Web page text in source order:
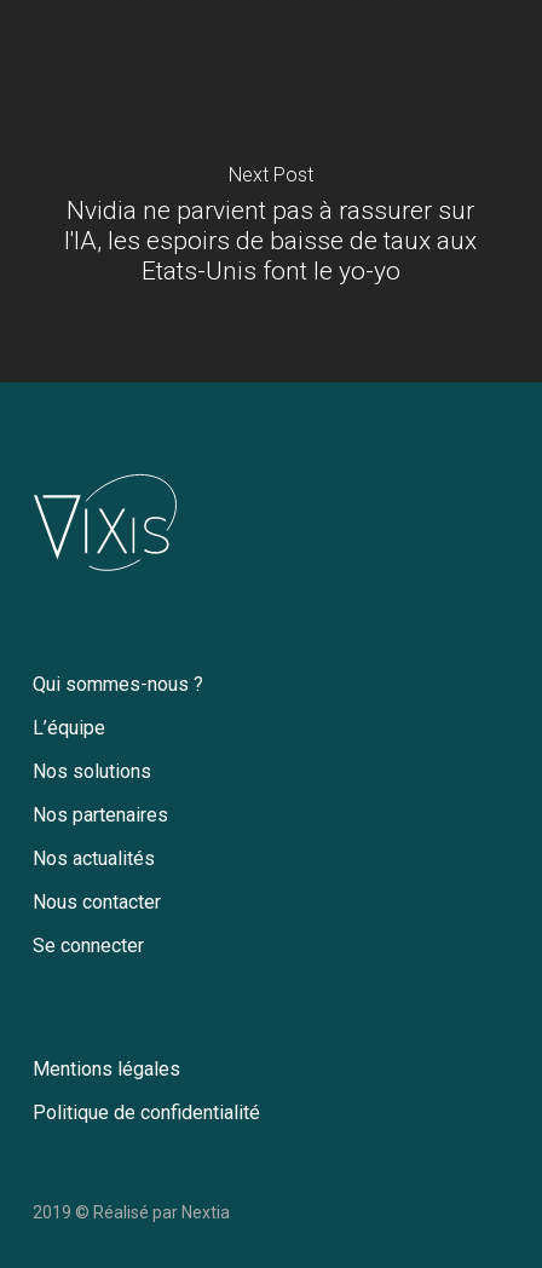
Next Post
Nvidia ne parvient pas à rassurer sur
l'IA, les espoirs de baisse de taux aux
Etats-Unis font le yo-yo
Qui sommes-nous ?
L’équipe
Nos solutions
Nos partenaires
Nos actualités
Nous contacter
Se connecter
Mentions légales
Politique de confidentialité
2019 © Réalisé par Nextia